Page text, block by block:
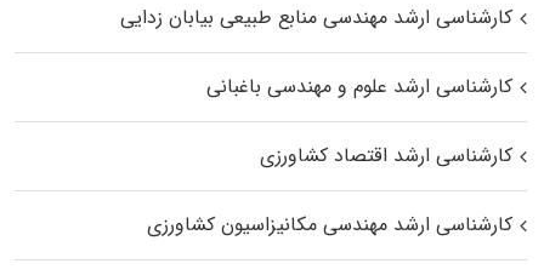
کارشناسی ارشد مهندسی منابع طبیعی بیابان زدایی
کارشناسی ارشد علوم و مهندسی باغبانی
کارشناسی ارشد اقتصاد کشاورزی
کارشناسی ارشد مهندسی مکانیزاسیون کشاورزی